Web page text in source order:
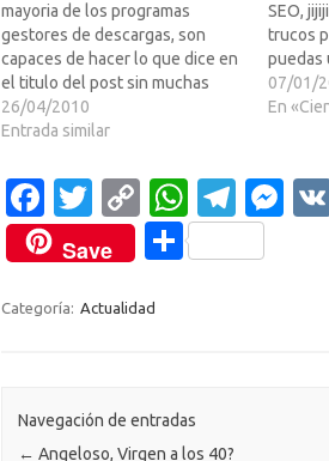
mayoria de los programas
gestores de descargas, son
capaces de hacer lo que dice en
el titulo del post sin muchas
complicaciones, pero hay
algunos sitios como Television
mas dificil de lo habitual.Como
siempre digo, "SOMOS MAS Y
MEJORES"…
26/04/2010
Entrada similar
SEO,
trucos
puedas
otros
07/01/
En
Fa
c
e
b
k
T
w
it
te
C
o
p
y
k
W
h
at
p
T
el
e
M
Save
C
ti
Categoría: Actualidad
Navegación de entradas
← Angeloso, Virgen a los 40?